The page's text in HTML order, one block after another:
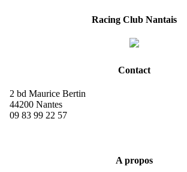
Racing Club Nantais
Contact
2 bd Maurice Bertin
44200 Nantes
09 83 99 22 57
A propos